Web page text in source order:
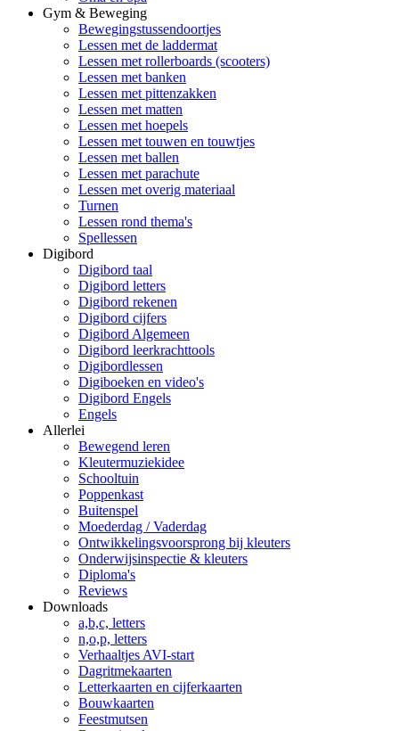
Gym & Beweging
Bewegingstussendoortjes
Lessen met de laddermat
Lessen met rollerboards (scooters)
Lessen met banken
Lessen met pittenzakken
Lessen met matten
Lessen met hoepels
Lessen met touwen en touwtjes
Lessen met ballen
Lessen met parachute
Lessen met overig materiaal
Turnen
Lessen rond thema's
Spellessen
Digibord
Digibord taal
Digibord letters
Digibord rekenen
Digibord cijfers
Digibord Algemeen
Digibord leerkrachttools
Digibordlessen
Digiboeken en video's
Digibord Engels
Engels
Allerlei
Bewegend leren
Kleutermuziekidee
Schooltuin
Poppenkast
Buitenspel
Moederdag / Vaderdag
Ontwikkelingsvoorsprong bij kleuters
Onderwijsinspectie & kleuters
Diploma's
Reviews
Downloads
a,b,c, letters
n,o,p, letters
Verhaaltjes AVI-start
Dagritmekaarten
Letterkaarten en cijferkaarten
Bouwkaarten
Feestmutsen